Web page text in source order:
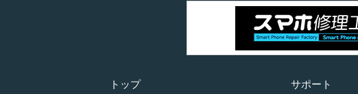
トップ サポート